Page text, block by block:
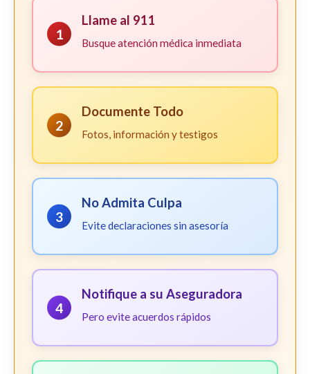
1
Llame al 911
Busque atención médica inmediata
2
Documente Todo
Fotos, información y testigos
3
No Admita Culpa
Evite declaraciones sin asesoría
4
Notifique a su Aseguradora
Pero evite acuerdos rápidos